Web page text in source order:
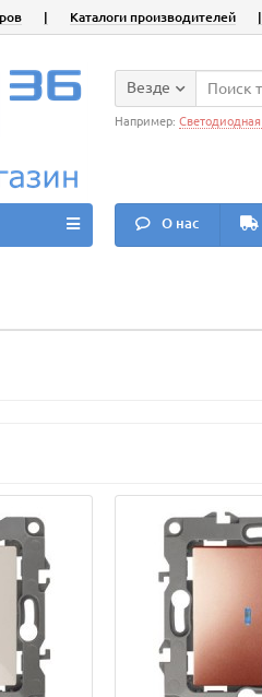
| Каталоги производителей |
Везде
Например: Светодиодная
О нас